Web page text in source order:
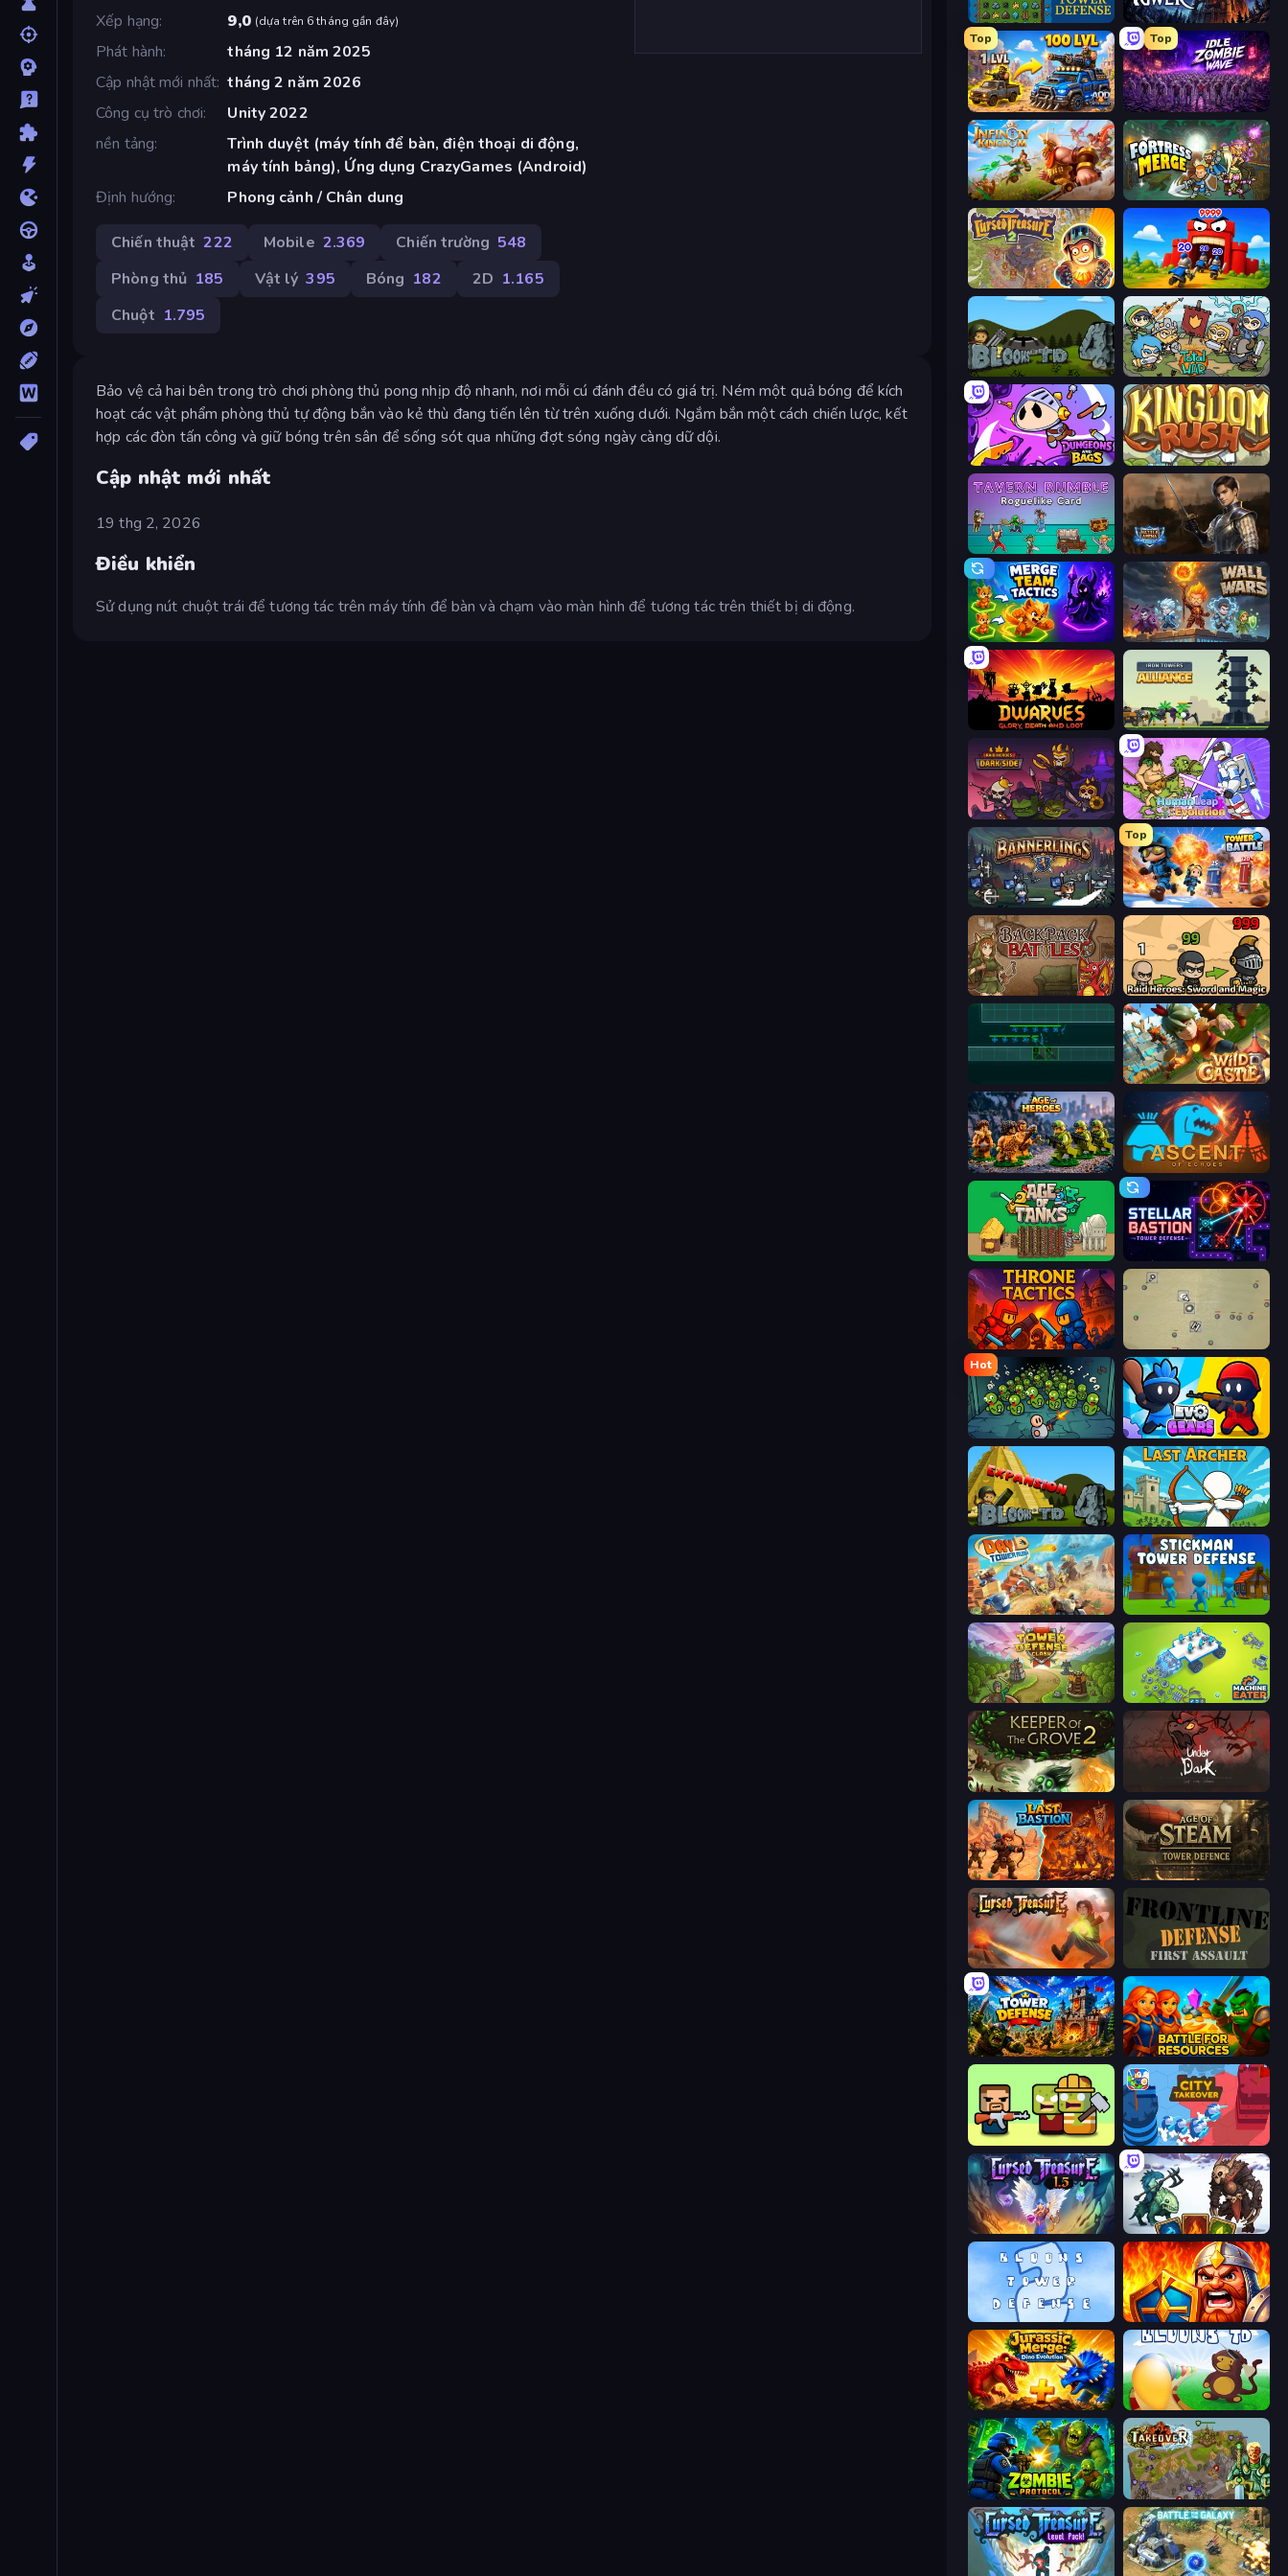
Xếp hạng
9,0 (dựa trên 6 tháng gần đây)
Phát hành
tháng 12 năm 2025
Cập nhật mới nhất tháng 2 năm 2026
Công cụ trò chơi
Unity 2022
nền tảng
Trình duyệt (máy tính để bàn, điện thoại di động,
máy tính bảng), Ứng dụng CrazyGames (Android)
Định hướng
Phong cảnh / Chân dung
Chiến thuật 222 Mobile 2.369 Chiến trường 548
Phòng thủ 185 Vật lý 395 Bóng 182 2D 1.165
Chuột 1.795
Bảo vệ cả hai bên trong trò chơi phòng thủ pong nhịp độ nhanh, nơi mỗi cú đánh đều có giá trị. Ném một quả bóng để kích
hoạt các vật phẩm phòng thủ tự động bắn vào kẻ thù đang tiến lên từ trên xuống dưới. Ngắm bắn một cách chiến lược, kết
hợp các đòn tấn công và giữ bóng trên sân để sống sót qua những đợt sóng ngày càng dữ dội.
Cập nhật mới nhất
19 thg 2, 2026
Điều khiển
Sử dụng nút chuột trái để tương tác trên máy tính để bàn và chạm vào màn hình để tương tác trên thiết bị di động.
Tower Swap Evil Tower
Top
AOD - Art Of Defense
Top
Idle Zombie Wave: Survivors
Infinity Kingdom Fortress Merge
Cursed Treasure 2 TimeWarriors
Bloons Tower Defense 4 Raid Heroes: Total War
Dungeons and Bags Kingdom Rush
Tavern Rumble: Roguelike Card Battle Arena
Merge Team Tactics Wall Wars
Iron Towers Alliance
Raid Heroes: Dark Side Human Leap: Evolution
Bannerlings
Top
Tower Battle
Backpack Battles Raid Heroes: Sword and Magic
Wild Castle TD: Grow Empire
Age of Heroes Ascent of Echoes
Age of Tanks Warriors: TD War Stellar Bastion
Throne Tactics Desktop Tower Defense
Hot
Base Defence Evo Gears
Bloons Tower Defense 4 Expansion Last Archer
Day D Tower Rush
Tower Defense Clash Machine Eater
Keeper of the Grove 2 UnderDark: Defense
Last Bastion
Cursed Treasure Frontline Defense
Tower Defense Battle for Resources
Zombie Horde: Build & Survive City Takeover
Cursed Treasure 1.5 Dark Stones: Card Battle RPG
WarLink: Crown & Clash
Jurassic Merge: Dino Evolution Bloons Tower Defense
Zombie Protocol Takeover